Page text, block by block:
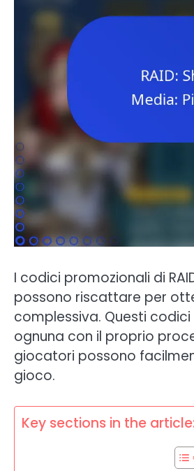
I codici promozionali di
possono riscattare per
complessiva. Questi
ognuna con il proprio
giocatori possono
gioco.
Key sections in the